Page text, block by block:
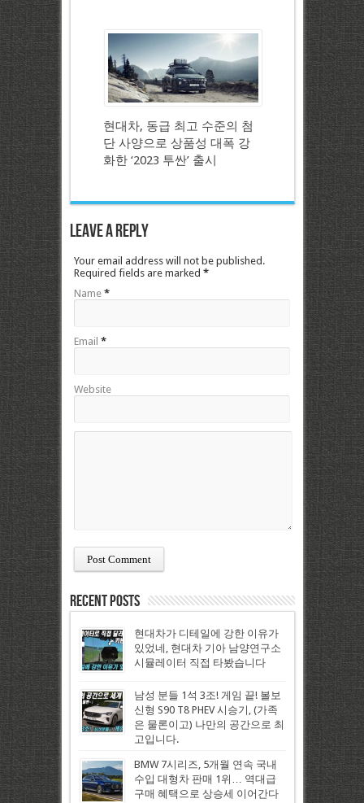
현대차, 동급 최고 수준의 첨
단 사양으로 상품성 대폭 강
화한 ‘2023 투싼’ 출시
Leave a Reply
Your email address will not be published.
Required fields are marked *
Name *
Email *
Website
Recent Posts
현대차가 디테일에 강한 이유가
있었네, 현대차 기아 남양연구소
시뮬레이터 직접 타봤습니다
남성 분들 1석 3조! 게임 끝! 볼보
신형 S90 T8 PHEV 시승기, (가족
은 물론이고) 나만의 공간으로 최
고입니다.
BMW 7시리즈, 5개월 연속 국내
수입 대형차 판매 1위… 역대급
구매 혜택으로 상승세 이어간다